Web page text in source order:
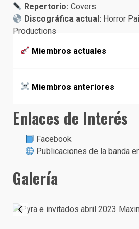
Repertorio: Covers
Discográfica actual: Horror
Productions
Miembros actuales
Miembros anteriores
Enlaces de Interés
Facebook
Publicaciones de la banda
Galería